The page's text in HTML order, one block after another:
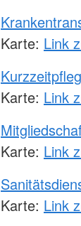
Karte: Link
Karte: Link
Karte: Link
Karte: Link